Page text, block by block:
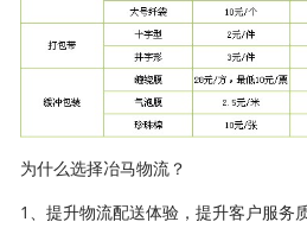
为什么选择冶马物流？
1、提升物流配送体验，提升客户服务质